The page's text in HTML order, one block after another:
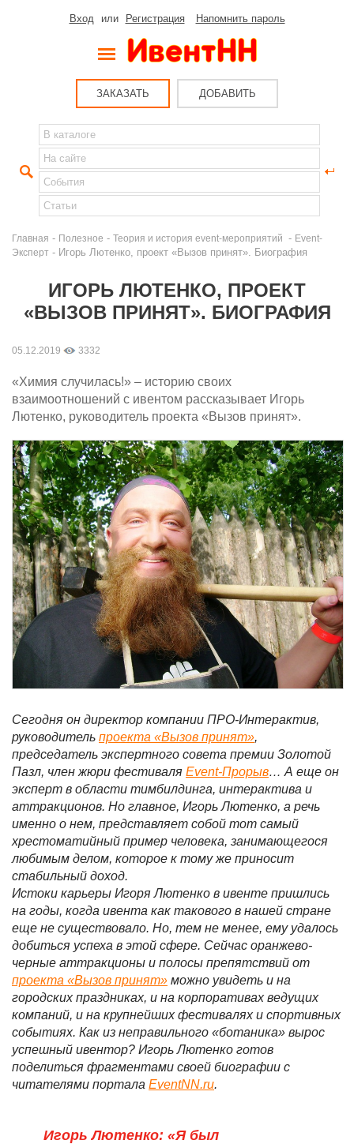
Вход или Регистрация Напомнить пароль
ЗАКАЗАТЬ ДОБАВИТЬ
Главная - Полезное - Теория и история event-мероприятий - Event-
Эксперт - Игорь Лютенко, проект «Вызов принят». Биография
ИГОРЬ ЛЮТЕНКО, ПРОЕКТ
«ВЫЗОВ ПРИНЯТ». БИОГРАФИЯ
05.12.2019 3332
«Химия случилась!» – историю своих
взаимоотношений с ивентом рассказывает Игорь
Лютенко, руководитель проекта «Вызов принят».
Сегодня он директор компании ПРО-Интерактив,
руководитель проекта «Вызов принят»,
председатель экспертного совета премии Золотой
Пазл, член жюри фестиваля Event-Прорыв… А еще он
эксперт в области тимбилдинга, интерактива и
аттракционов. Но главное, Игорь Лютенко, а речь
именно о нем, представляет собой тот самый
хрестоматийный пример человека, занимающегося
любимым делом, которое к тому же приносит
стабильный доход.
Истоки карьеры Игоря Лютенко в ивенте пришлись
на годы, когда ивента как такового в нашей стране
еще не существовало. Но, тем не менее, ему удалось
добиться успеха в этой сфере. Сейчас оранжево-
черные аттракционы и полосы препятствий от
проекта «Вызов принят» можно увидеть и на
городских праздниках, и на корпоративах ведущих
компаний, и на крупнейших фестивалях и спортивных
событиях. Как из неправильного «ботаника» вырос
успешный ивентор? Игорь Лютенко готов
поделиться фрагментами своей биографии с
читателями портала EventNN.ru.
Игорь Лютенко: «Я был